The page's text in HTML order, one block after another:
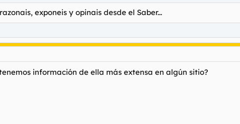
exponeis y opinais desde el Saber...
información de ella más extensa en algún sitio?